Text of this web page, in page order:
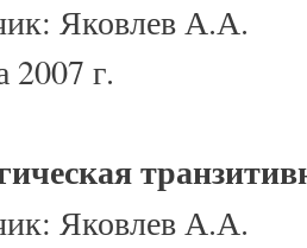
Яковлев А.А.
2007 г.
Яковлев А.А.